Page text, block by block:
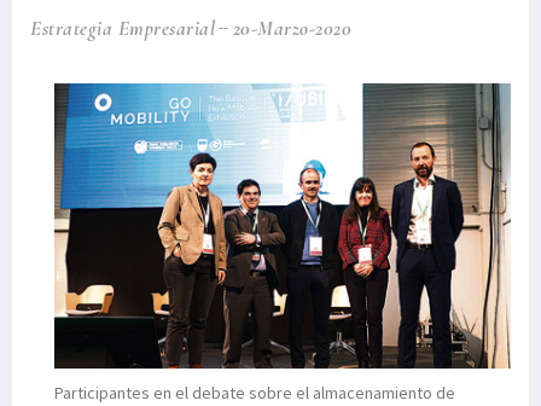
Estrategia Empresarial 20-Marzo-2020
Participantes en el debate sobre el almacenamiento de